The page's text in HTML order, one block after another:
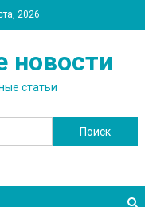
2026
новости
статьи
Найти: